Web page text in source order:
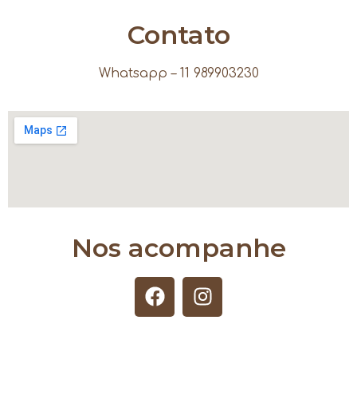
Contato
Whatsapp – 11 989903230
Nos acompanhe